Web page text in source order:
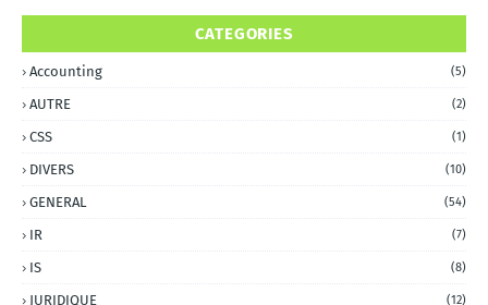
CATEGORIES
Accounting (5)
AUTRE (2)
CSS (1)
DIVERS (10)
GENERAL (54)
IR (7)
IS (8)
JURIDIQUE (12)